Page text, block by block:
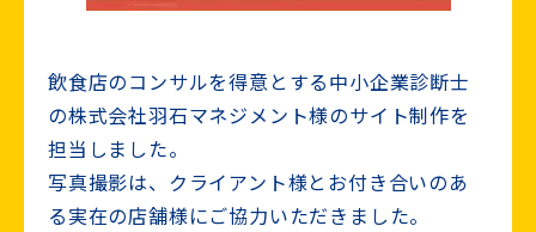
飲食店のコンサルを得意とする中小企業診断士
の株式会社羽石マネジメント様のサイト制作を
担当しました。
写真撮影は、クライアント様とお付き合いのあ
る実在の店舗様にご協力いただきました。